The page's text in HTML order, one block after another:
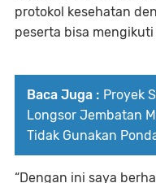
protokol kesehatan
peserta bisa
Baca Juga : Proyek
Longsor Jembatan
Tidak Gunakan
“Dengan ini saya